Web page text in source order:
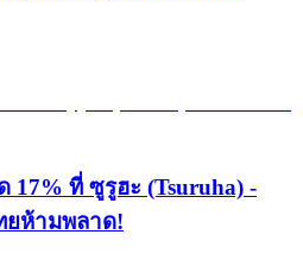
ที่ ซูรูฮะ (Tsuruha) -
ห้ามพลาด!